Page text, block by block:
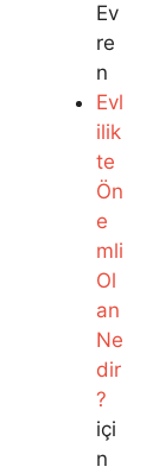
Ev
re
n
Evl
ilik
te
Ön
e
mli
Ol
an
Ne
dir
?
içi
n